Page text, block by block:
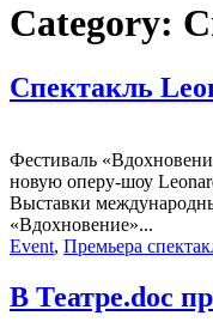
Category:
Спектакль
Фестиваль
новую оперу-шоу
Выставки
«Вдохновение»...
Event, Премьера
В Театре.doc